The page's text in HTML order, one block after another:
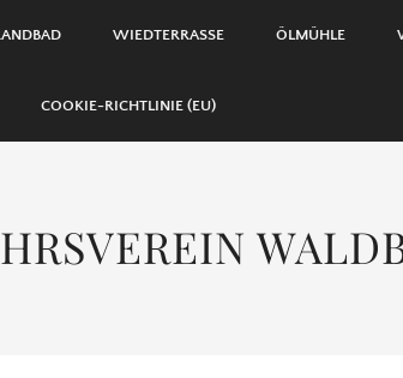
WIEDTERRASSE ÖLMÜHLE
COOKIE-RICHTLINIE (EU)